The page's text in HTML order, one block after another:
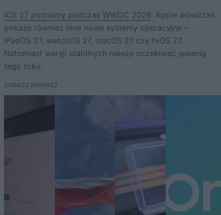
iOS 27 poznamy podczas WWDC 2026. Apple wówczas
pokaże również inne nowe systemy operacyjne –
iPadOS 27, watchOS 27, macOS 27 czy tvOS 27.
Natomiast wersji stabilnych należy oczekiwać jesienią
tego roku.
ZOBACZ RÓWNIEŻ